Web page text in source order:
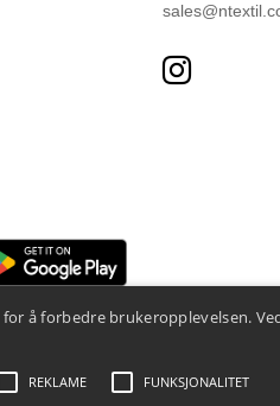
-personvernerklæring-Vilkår og
å forbedre brukeropplevelsen.
REKLAME FUNKSJONALITET